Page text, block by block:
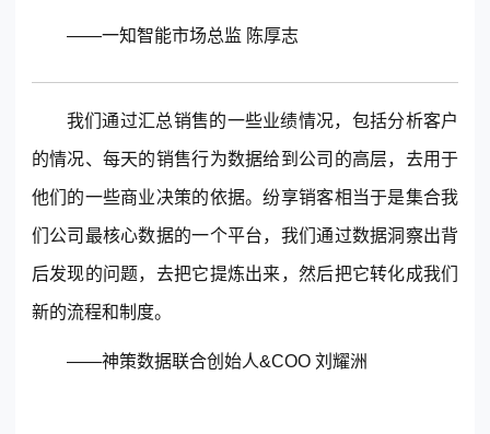
——一知智能市场总监 陈厚志
我们通过汇总销售的一些业绩情况，包括分析客户
的情况、每天的销售行为数据给到公司的高层，去用于
他们的一些商业决策的依据。纷享销客相当于是集合我
们公司最核心数据的一个平台，我们通过数据洞察出背
后发现的问题，去把它提炼出来，然后把它转化成我们
新的流程和制度。
——神策数据联合创始人&COO 刘耀洲